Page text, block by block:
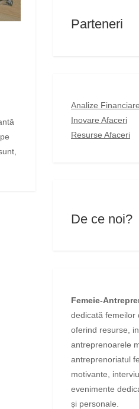
Parteneri
Analize Financiare
Inovare Afaceri
Resurse Afaceri
De ce noi?
Femeie-
dedicată femeilor
oferind resurse,
antreprenoarele
antreprenoriatul
motivante,
evenimente
și personale.